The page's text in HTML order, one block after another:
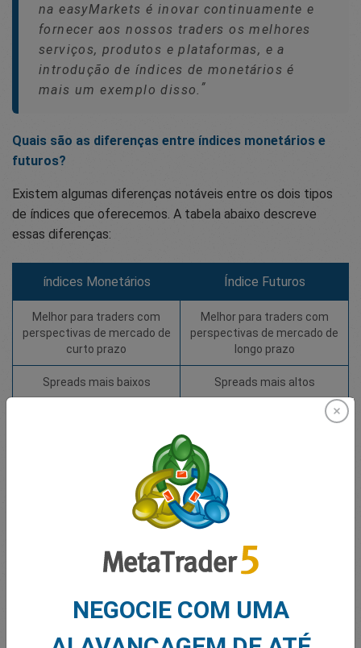
na easyMarkets é inovar continuamente e
fornecer aos nossos traders os melhores
serviços, produtos e plataformas, e a
introdução de índices de monetários é
mais um exemplo disso.
Quais são as diferenças entre índices monetários e
futuros?
Existem algumas diferenças notáveis entre os dois tipos
de índices que oferecemos. A tabela abaixo descreve
essas diferenças:
índices Monetários Índice Futuros
Melhor para traders com
perspectivas de mercado de
curto prazo
Melhor para traders com
perspectivas de mercado de
longo prazo
Spreads mais baixos Spreads mais altos
Negocie na alta e na queda
Queremos que nossos clientes tenham a liberdade de
escolher como desejam negociar. Então, se sua estratégia
e métodos de trading são melhor atendidos por índices
monetários ou índices futuros, seu lugar é na easyMarkets!
Pronto para começar a negociar nossos novos índices
monetários? Clique no botão abaixo para começar!
NEGOCIE COM UMA